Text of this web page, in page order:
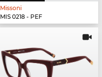
Missoni
MIS 0218 - PEF